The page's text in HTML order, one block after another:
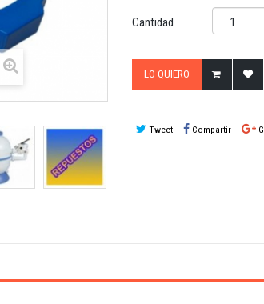
Cantidad
LO QUIERO
Tweet Compartir